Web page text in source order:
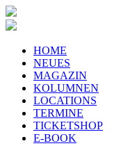
HOME
NEUES
MAGAZIN
KOLUMNEN
LOCATIONS
TERMINE
TICKETSHOP
E-BOOK